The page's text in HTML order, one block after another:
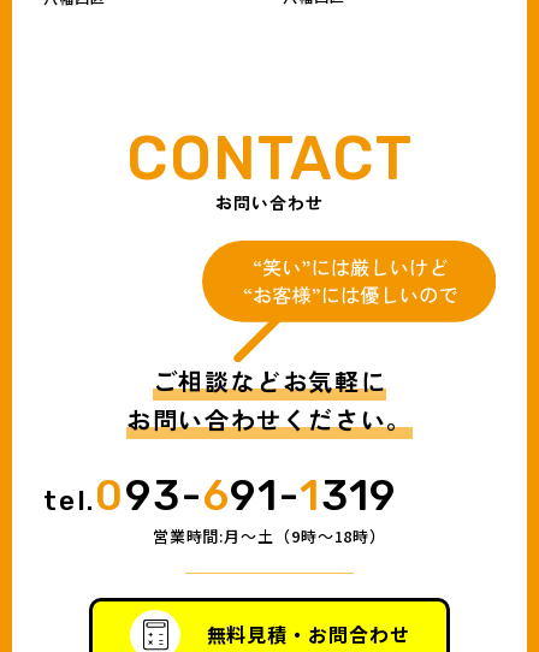
お問い合わせ
ご相談などお気軽に
お問い合わせください。
tel.093-691-1319
営業時間:月〜土（9時〜18時）
無料見積・お問合わせ